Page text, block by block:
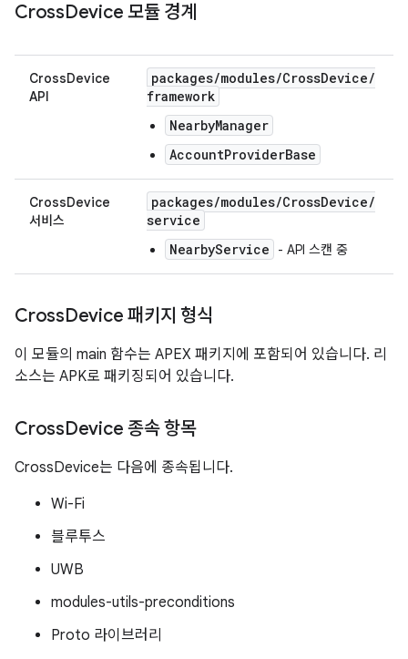
CrossDevice 모듈 경계
CrossDevice
API
packages/modules/CrossDevice/
framework
NearbyManager
AccountProviderBase
CrossDevice
서비스
packages/modules/CrossDevice/
service
NearbyService
- API 스캔 중
CrossDevice 패키지 형식
이 모듈의 main 함수는 APEX 패키지에 포함되어 있습니다. 리
소스는 APK로 패키징되어 있습니다.
CrossDevice 종속 항목
CrossDevice는 다음에 종속됩니다.
Wi-Fi
블루투스
UWB
modules-utils-preconditions
Proto 라이브러리